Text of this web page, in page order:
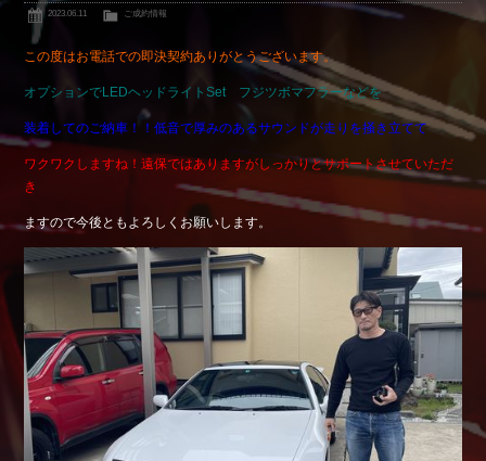
Reflesh Plan
整備・修理・
Trade in
買取査定
Blog
Shop info.
Company
会社概要
2023.06.11 ご成約情報
この度はお電話での即決契約ありがとうございます。
オプションでLEDヘッドライトSet フジツボマフラーなどを
装着してのご納車！！低音で厚みのあるサウンドが走りを掻き立てて
ワクワクしますね！遠保ではありますがしっかりとサポートさせていただ
き
ますので今後ともよろしくお願いします。